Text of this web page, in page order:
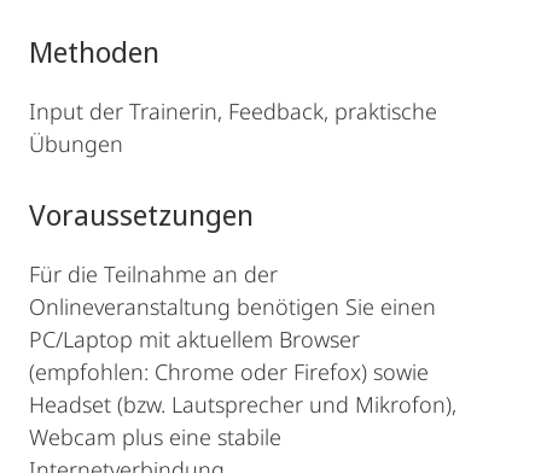
Methoden
Input der Trainerin, Feedback, praktische
Übungen
Voraussetzungen
Für die Teilnahme an der
Onlineveranstaltung benötigen Sie einen
PC/Laptop mit aktuellem Browser
(empfohlen: Chrome oder Firefox) sowie
Headset (bzw. Lautsprecher und Mikrofon),
Webcam plus eine stabile